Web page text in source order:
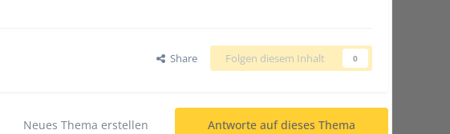
Share Folgen diesem Inhalt 0
Antworte auf dieses Thema
Neues Thema erstellen